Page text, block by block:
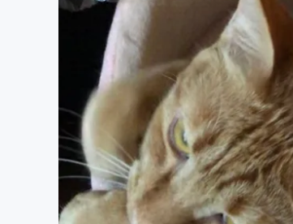
ビジネス・起業
まちづくり・地域活性化